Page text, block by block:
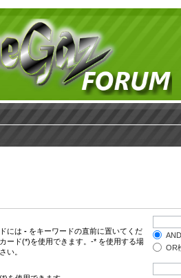
には - をキーワードの直前に置いてくだ
ード(*)を使用できます。-* を使用する場
い。
OR